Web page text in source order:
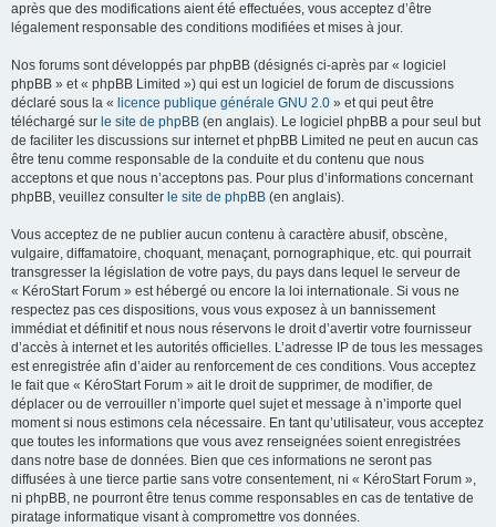
après que des modifications aient été effectuées, vous acceptez d’être
légalement responsable des conditions modifiées et mises à jour.
Nos forums sont développés par phpBB (désignés ci-après par « logiciel
phpBB » et « phpBB Limited ») qui est un logiciel de forum de discussions
déclaré sous la « licence publique générale GNU 2.0 » et qui peut être
téléchargé sur le site de phpBB (en anglais). Le logiciel phpBB a pour seul but
de faciliter les discussions sur internet et phpBB Limited ne peut en aucun cas
être tenu comme responsable de la conduite et du contenu que nous
acceptons et que nous n’acceptons pas. Pour plus d’informations concernant
phpBB, veuillez consulter le site de phpBB (en anglais).
Vous acceptez de ne publier aucun contenu à caractère abusif, obscène,
vulgaire, diffamatoire, choquant, menaçant, pornographique, etc. qui pourrait
transgresser la législation de votre pays, du pays dans lequel le serveur de
« KéroStart Forum » est hébergé ou encore la loi internationale. Si vous ne
respectez pas ces dispositions, vous vous exposez à un bannissement
immédiat et définitif et nous nous réservons le droit d’avertir votre fournisseur
d’accès à internet et les autorités officielles. L’adresse IP de tous les messages
est enregistrée afin d’aider au renforcement de ces conditions. Vous acceptez
le fait que « KéroStart Forum » ait le droit de supprimer, de modifier, de
déplacer ou de verrouiller n’importe quel sujet et message à n’importe quel
moment si nous estimons cela nécessaire. En tant qu’utilisateur, vous acceptez
que toutes les informations que vous avez renseignées soient enregistrées
dans notre base de données. Bien que ces informations ne seront pas
diffusées à une tierce partie sans votre consentement, ni « KéroStart Forum »,
ni phpBB, ne pourront être tenus comme responsables en cas de tentative de
piratage informatique visant à compromettre vos données.